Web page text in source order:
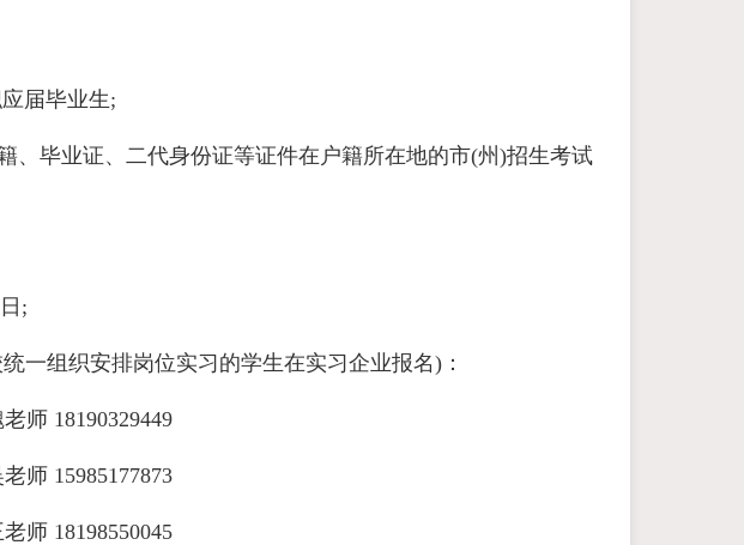
届毕业生;
、毕业证、二代身份证等证件在户籍所在地的市(州)招生考试
;
一组织安排岗位实习的学生在实习企业报名)：
师 18190329449
师 15985177873
师 18198550045